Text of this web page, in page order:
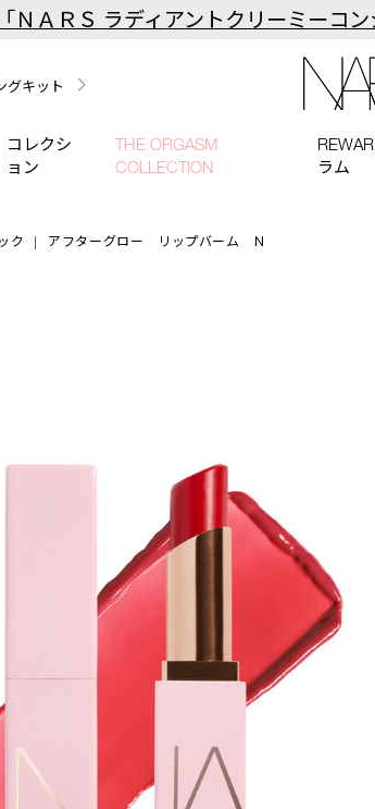
「ＮＡＲＳ ラディアントクリーミーコ
ご購入でプ
ラッシュス
グキット
ムをあの人
CAMPAIGN
コレクシ
ョン
THE ORGASM
COLLECTION
ラム
ク アフターグロー リップバーム Ｎ